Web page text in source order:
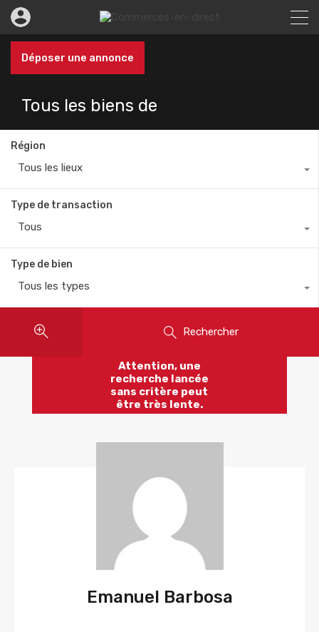
Déposer une annonce
Tous les biens de
Région
Tous les lieux
Type de transaction
Tous
Type de bien
Tous les types
Rechercher
Attention, une
recherche lancée
sans critère peut
être très lente.
Emanuel Barbosa